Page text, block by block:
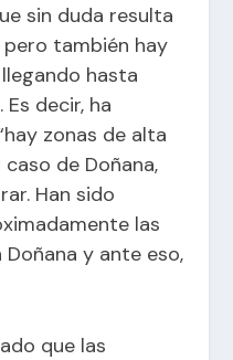
sin duda resulta
también hay
hasta
decir, ha
zonas de alta
de Doñana,
Han sido
las
y ante eso,
que las